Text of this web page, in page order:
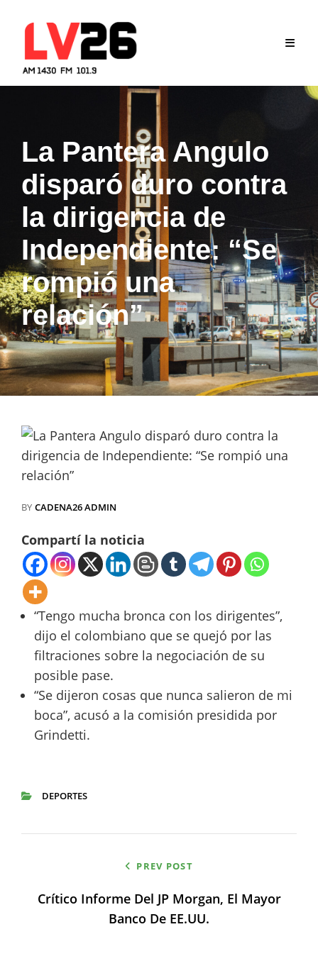
content
La Pantera Angulo
disparó duro contra
la dirigencia de
Independiente: “Se
rompió una
relación”
BY CADENA26 ADMIN
Compartí la noticia
“Tengo mucha bronca con los dirigentes”,
dijo el colombiano que se quejó por las
filtraciones sobre la negociación de su
posible pase.
“Se dijeron cosas que nunca salieron de mi
boca”, acusó a la comisión presidida por
Grindetti.
DEPORTES
entradas
PREV POST
Crítico Informe Del JP Morgan, El Mayor
Banco De EE.UU.